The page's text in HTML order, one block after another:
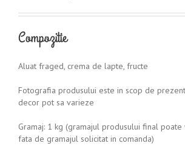
Compozitie
Aluat fraged, crema de lapte, fructe
Fotografia produsului este in scop de
decor pot sa varieze
Gramaj: 1 kg (gramajul produsului final poate
fata de gramajul solicitat in comanda)